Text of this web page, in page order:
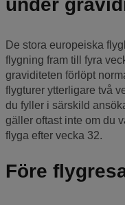
under
De stora europeiska
flygning fram till fyra
graviditeten förlöpt
flygturer ytterligare två
du fyller i särskild
gäller oftast inte om du
flyga efter vecka 32.
Före